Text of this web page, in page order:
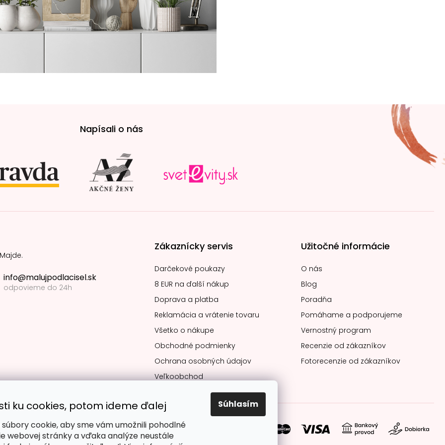
ku cookies, potom ideme ďalej
cookie, aby sme vám umožnili pohodlné
webovej stránky a vďaka analýze neustále
Súhlasím
Napísali o nás
info@malujpodlacisel.sk
odpovieme do 24h
Zákaznícky servis
Darčekové poukazy
8 EUR na ďalší nákup
Doprava a platba
Reklamácia a vrátenie tovaru
Všetko o nákupe
Obchodné podmienky
Ochrana osobných údajov
Veľkoobchod
Užitočné informácie
O nás
Blog
Poradňa
Pomáhame a podporujeme
Vernostný program
Recenzie od zákazníkov
Fotorecenzie od zákazníkov
Obľúbené spôsoby platby: